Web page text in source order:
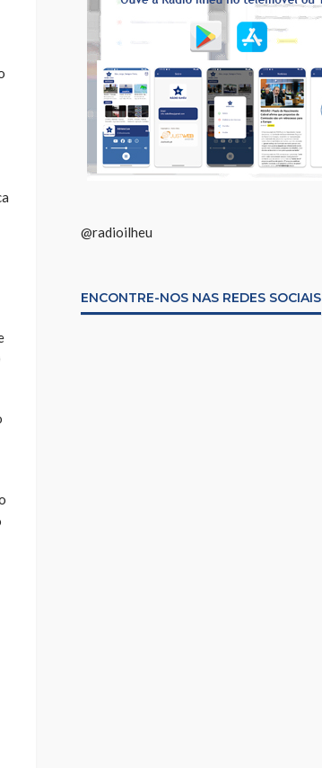
@radioilheu
ENCONTRE-NOS NAS REDES SOCIAIS